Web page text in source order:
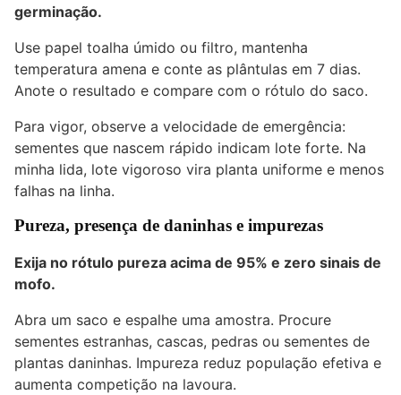
germinação.
Use papel toalha úmido ou filtro, mantenha
temperatura amena e conte as plântulas em 7 dias.
Anote o resultado e compare com o rótulo do saco.
Para vigor, observe a velocidade de emergência:
sementes que nascem rápido indicam lote forte. Na
minha lida, lote vigoroso vira planta uniforme e menos
falhas na linha.
Pureza, presença de daninhas e impurezas
Exija no rótulo pureza acima de 95% e zero sinais de
mofo.
Abra um saco e espalhe uma amostra. Procure
sementes estranhas, cascas, pedras ou sementes de
plantas daninhas. Impureza reduz população efetiva e
aumenta competição na lavoura.